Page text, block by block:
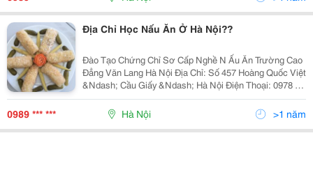
Nhanh Chứng Ch
Địa Chỉ Học Nấu Ăn Ở Hà Nội??
Đào Tạo Chứng Chỉ Sơ Cấp Nghề N Ấu Ăn Trường Cao
Đẳng Văn Lang Hà Nội Địa Chỉ: Số 457 Hoàng Quốc Việt
&Ndash; Cầu Giấy &Ndash; Hà Nội Điện Thoại: 0978 86
86 12 ( Gặp Mai &Ndash; Phòng Đào Tạo Tuyển Sinh) -
Like Fanpage Để Cập Nhật Thông T
0989 *** *** Hà Nội >1 năm